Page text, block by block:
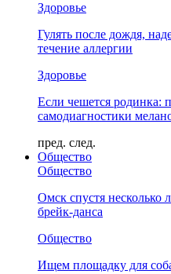
Здоровье
Гулять после дождя,
течение аллергии
Здоровье
Если чешется родинка:
самодиагностики
пред. след.
Общество
Общество
Омск спустя несколько
брейк-данса
Общество
Ищем площадку для